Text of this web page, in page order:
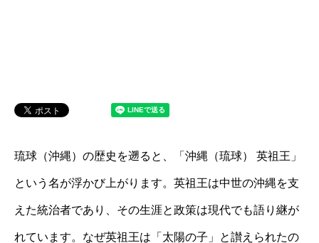
琉球（沖縄）の歴史を遡ると、「沖縄（琉球） 英祖王」
という名が浮かび上がります。英祖王は中世の沖縄を支
えた統治者であり、その生涯と政策は現代でも語り継が
れています。なぜ英祖王は「太陽の子」と讃えられたの